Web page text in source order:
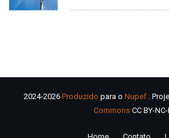
2024-2026 Produzido para o Nupef.
Commons CC BY-